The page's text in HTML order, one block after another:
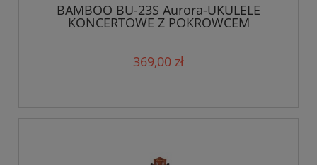
BAMBOO BU-23S Aurora-UKULELE
KONCERTOWE Z POKROWCEM
369,00 zł